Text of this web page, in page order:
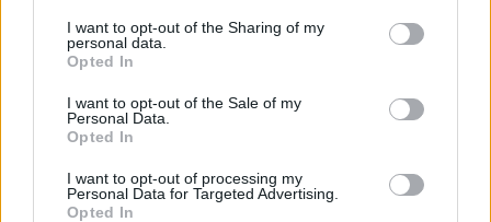
not limited to your visit or usage behaviour. You may click to
grant or deny consent to Google and its third-party tags to
use your data for below specified purposes in below Google
consent section.
I want to opt-out of the Sharing of my
personal data.
Opted In
I want to opt-out of the Sale of my
Personal Data.
Opted In
I want to opt-out of processing my
Personal Data for Targeted Advertising.
Opted In